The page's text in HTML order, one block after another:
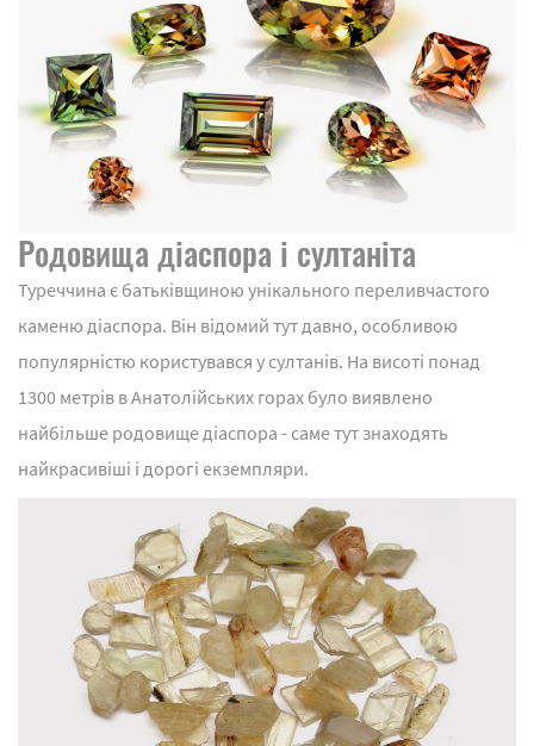
Родовища діаспора і султаніта
Туреччина є батьківщиною унікального переливчастого
каменю діаспора. Він відомий тут давно, особливою
популярністю користувався у султанів. На висоті понад
1300 метрів в Анатолійських горах було виявлено
найбільше родовище діаспора - саме тут знаходять
найкрасивіші і дорогі екземпляри.